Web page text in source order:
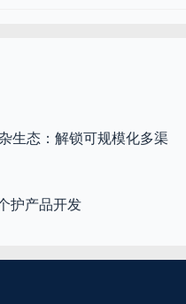
生态：解锁可规模化多渠
护产品开发